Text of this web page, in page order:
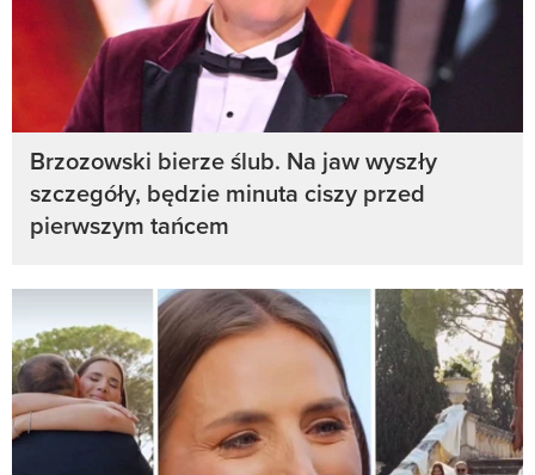
Brzozowski bierze ślub. Na jaw wyszły
szczegóły, będzie minuta ciszy przed
pierwszym tańcem